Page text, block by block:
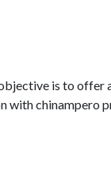
is to
chinampero